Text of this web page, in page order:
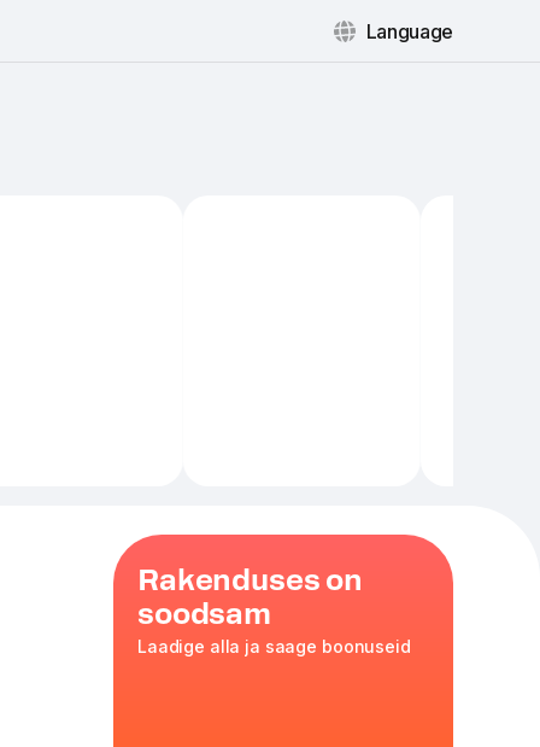
Language
Rakenduses on
soodsam
Laadige alla ja saage boonuseid